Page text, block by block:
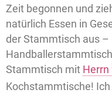
Zeit begonnen und
natürlich Essen in
der Stammtisch aus –
Stammtisch mit Herrn
Kochstammtische!